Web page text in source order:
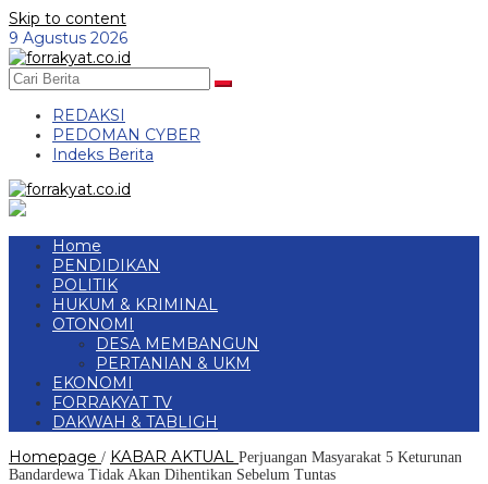
Skip to content
9 Agustus 2026
REDAKSI
PEDOMAN CYBER
Indeks Berita
Home
PENDIDIKAN
POLITIK
HUKUM & KRIMINAL
OTONOMI
DESA MEMBANGUN
PERTANIAN & UKM
EKONOMI
FORRAKYAT TV
DAKWAH & TABLIGH
Homepage / KABAR AKTUAL Perjuangan Masyarakat 5 Keturunan
Bandardewa Tidak Akan Dihentikan Sebelum Tuntas